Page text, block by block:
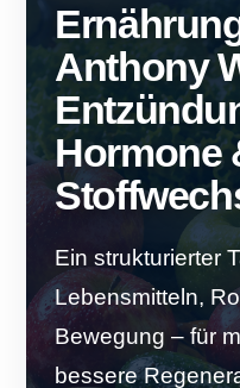
Anthony
Hormone
Ein strukturierter
Lebensmitteln,
Bewegung – für
bessere